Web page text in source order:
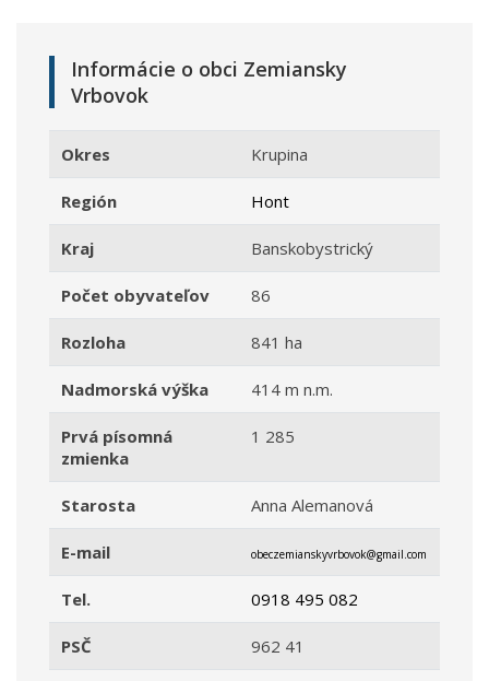
Informácie o obci Zemiansky
Vrbovok
Okres Krupina
Región Hont
Kraj Banskobystrický
Počet obyvateľov 86
Rozloha 841 ha
Nadmorská výška 414 m n.m.
Prvá písomná
zmienka
1 285
Starosta Anna Alemanová
E-mail obeczemianskyvrbovok@gmail.com
Tel. 0918 495 082
PSČ 962 41